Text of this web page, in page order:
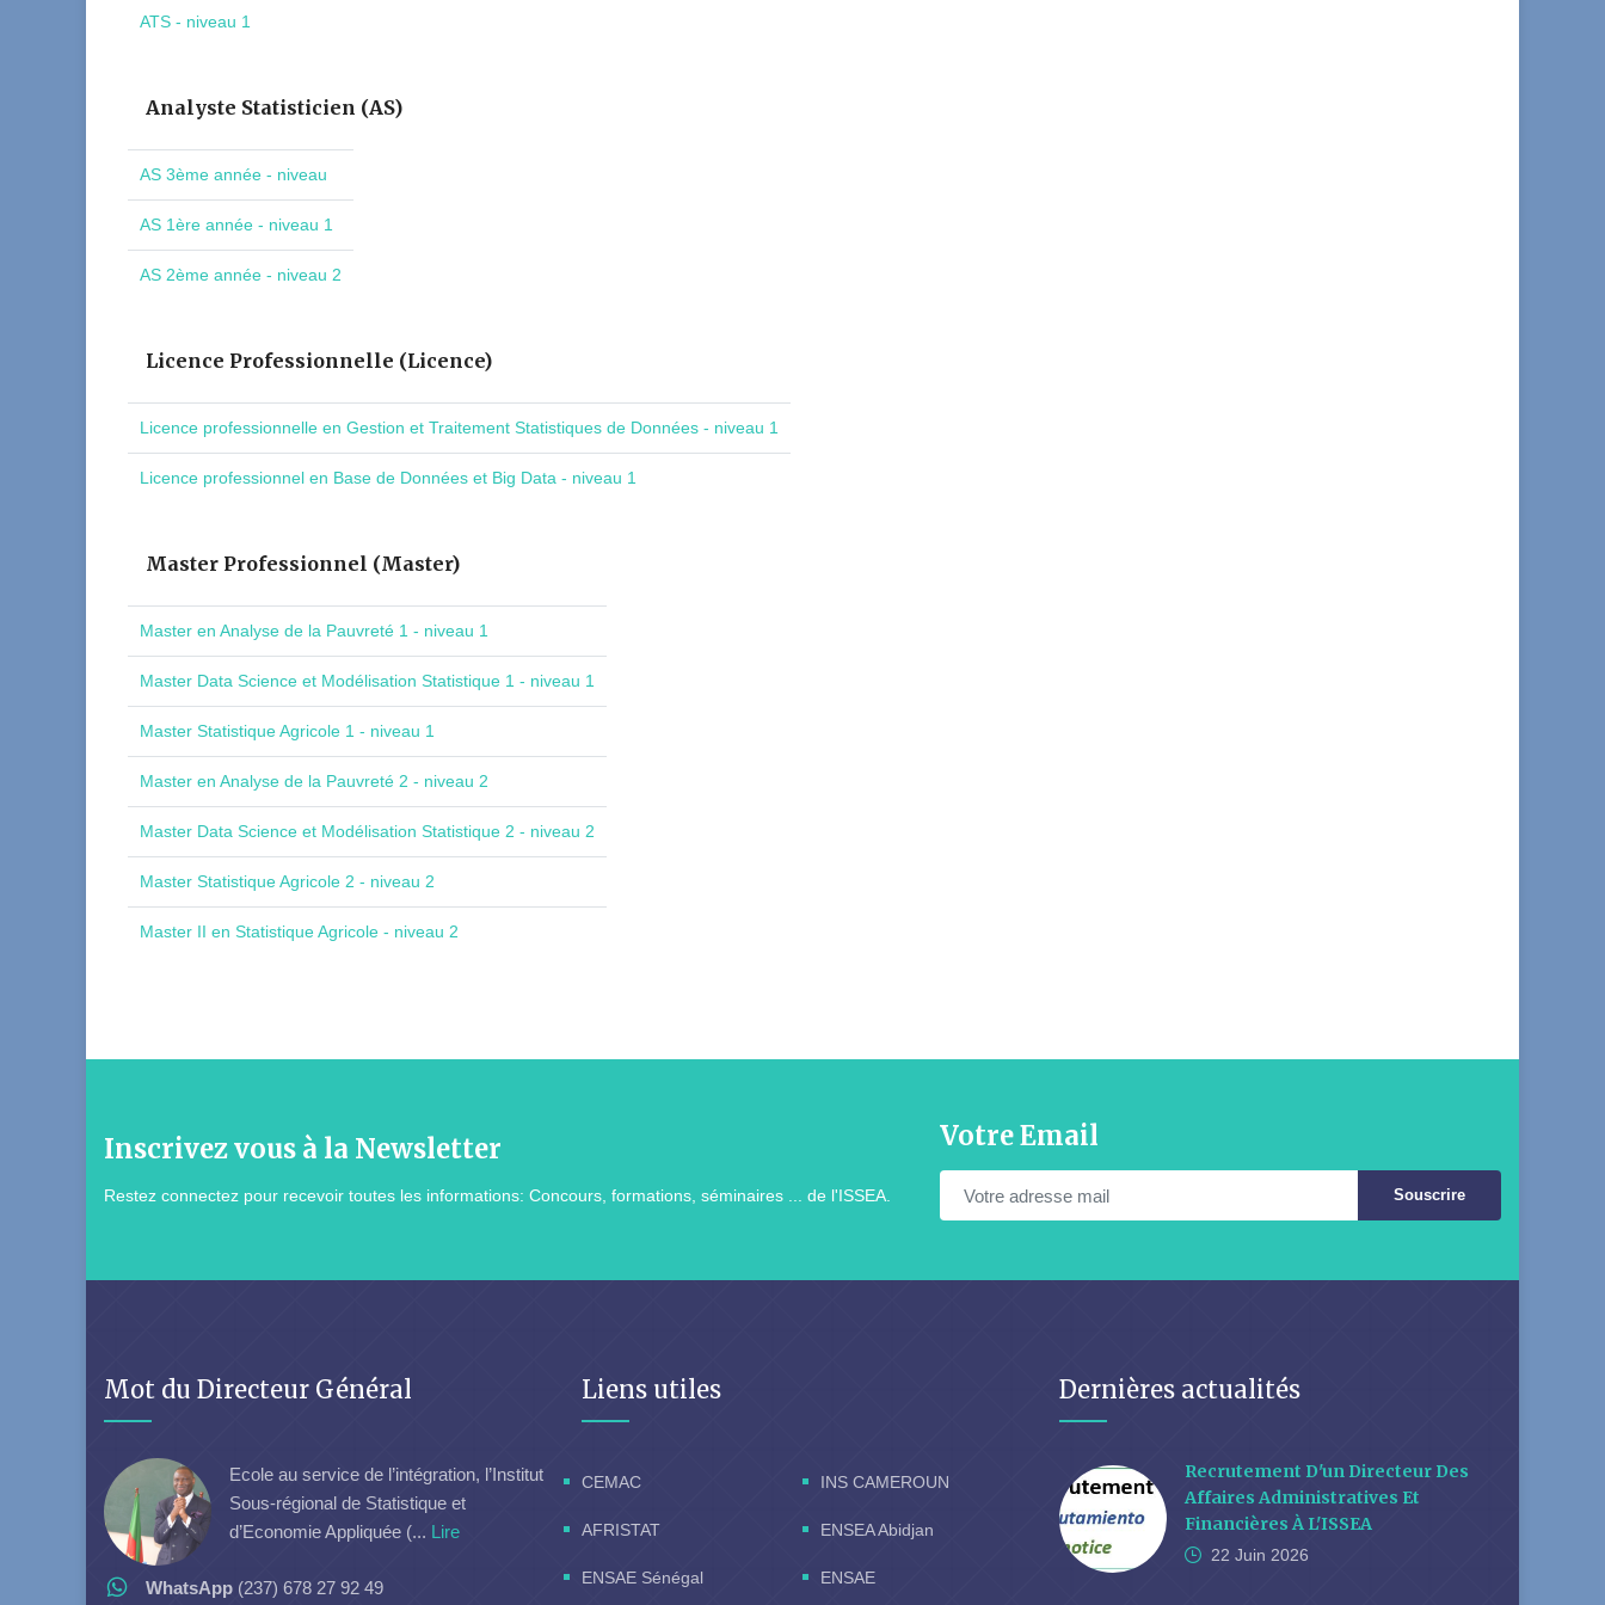
ATS - niveau 1
Analyste Statisticien (AS)
AS 3ème année - niveau
AS 1ère année - niveau 1
AS 2ème année - niveau 2
Licence Professionnelle (Licence)
Licence professionnelle en Gestion et Traitement Statistiques de Données - niveau 1
Licence professionnel en Base de Données et Big Data - niveau 1
Master Professionnel (Master)
Master en Analyse de la Pauvreté 1 - niveau 1
Master Data Science et Modélisation Statistique 1 - niveau 1
Master Statistique Agricole 1 - niveau 1
Master en Analyse de la Pauvreté 2 - niveau 2
Master Data Science et Modélisation Statistique 2 - niveau 2
Master Statistique Agricole 2 - niveau 2
Master II en Statistique Agricole - niveau 2
Inscrivez vous à la Newsletter
Restez connectez pour recevoir toutes les informations: Concours, formations, séminaires ... de l'ISSEA.
Votre Email
Souscrire
Mot du Directeur Général
Ecole au service de l’intégration, l’Institut
Sous-régional de Statistique et
d’Economie Appliquée (... Lire
WhatsApp (237) 678 27 92 49
Liens utiles
CEMAC INS CAMEROUN
AFRISTAT ENSEA Abidjan
ENSAE Sénégal ENSAE
Dernières actualités
Recrutement D'un Directeur Des
Affaires Administratives Et
Financières À L'ISSEA
22 Juin 2026